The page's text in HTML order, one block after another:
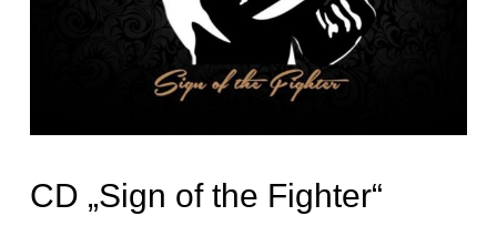
CD „Sign of the Fighter“